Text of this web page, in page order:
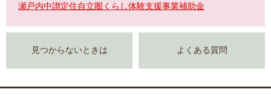
瀬戸内中讃定住自立圏くらし体験支援事業補助金
見つからないときは よくある質問